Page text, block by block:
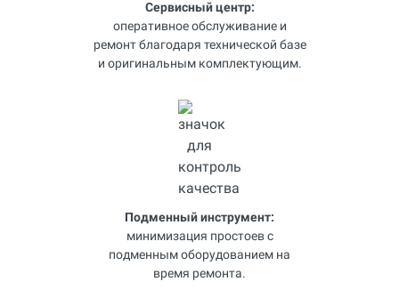
Сервисный центр:
оперативное обслуживание и
ремонт благодаря технической базе
и оригинальным комплектующим.
Подменный инструмент:
минимизация простоев с
подменным оборудованием на
время ремонта.